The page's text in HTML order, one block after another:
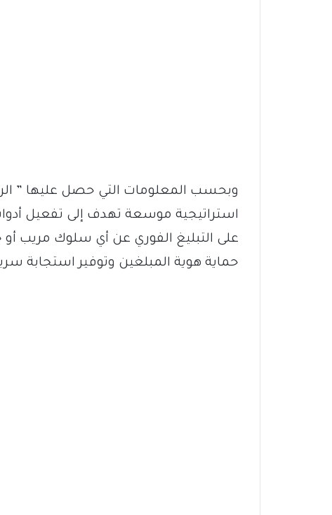
وبحسب المعلومات التي حصل عليها ”
استراتيجية موسعة تهدف إلى تفعيل
على التبليغ الفوري عن أي سلوك مريب
حماية هوية المبلغين وتوفير استجابة